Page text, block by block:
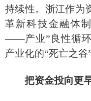
持续性。浙江作为
革新科技金融体
——产业”良性循环
产业化的“死亡之谷
把资金投向更